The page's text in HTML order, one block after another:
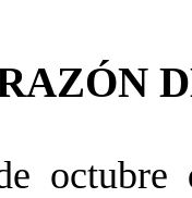
octubre